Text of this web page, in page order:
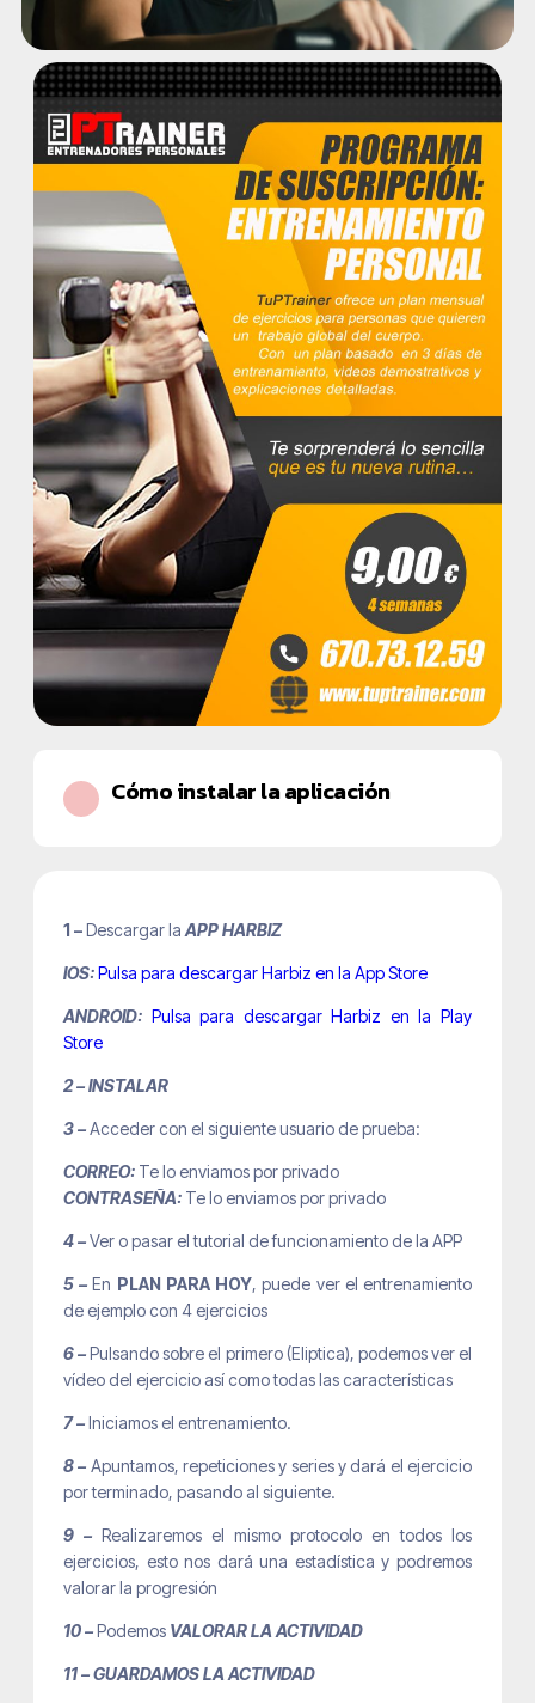
Cómo instalar la aplicación
1 –Descargar la APP HARBIZ
IOS:Pulsa para descargar Harbiz en la App Store
ANDROID: Pulsa para descargar Harbiz en la Play
Store
2 – INSTALAR
3 –Acceder con el siguiente usuario de prueba:
CORREO: Te lo enviamos por privado
CONTRASEÑA: Te lo enviamos por privado
4 –Ver o pasar el tutorial de funcionamiento de la APP
5 –En PLAN PARA HOY, puede ver el entrenamiento
de ejemplo con 4 ejercicios
6 –Pulsando sobre el primero (Eliptica), podemos ver el
vídeo del ejercicio así como todas las características
7 –Iniciamos el entrenamiento.
8 – Apuntamos, repeticiones y series y dará el ejercicio
por terminado, pasando al siguiente.
9 – Realizaremos el mismo protocolo en todos los
ejercicios, esto nos dará una estadística y podremos
valorar la progresión
10 –Podemos VALORAR LA ACTIVIDAD
11 – GUARDAMOS LA ACTIVIDAD